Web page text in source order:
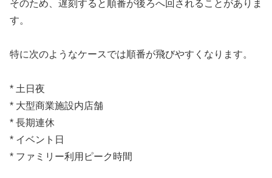
そのため、遅刻すると順番が後ろへ回されることがありま
す。
特に次のようなケースでは順番が飛びやすくなります。
* 土日夜
* 大型商業施設内店舗
* 長期連休
* イベント日
* ファミリー利用ピーク時間